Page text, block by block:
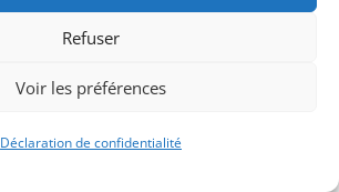
Refuser
Voir les préférences
Déclaration de confidentialité
Club Photo IUT Vannes @2025